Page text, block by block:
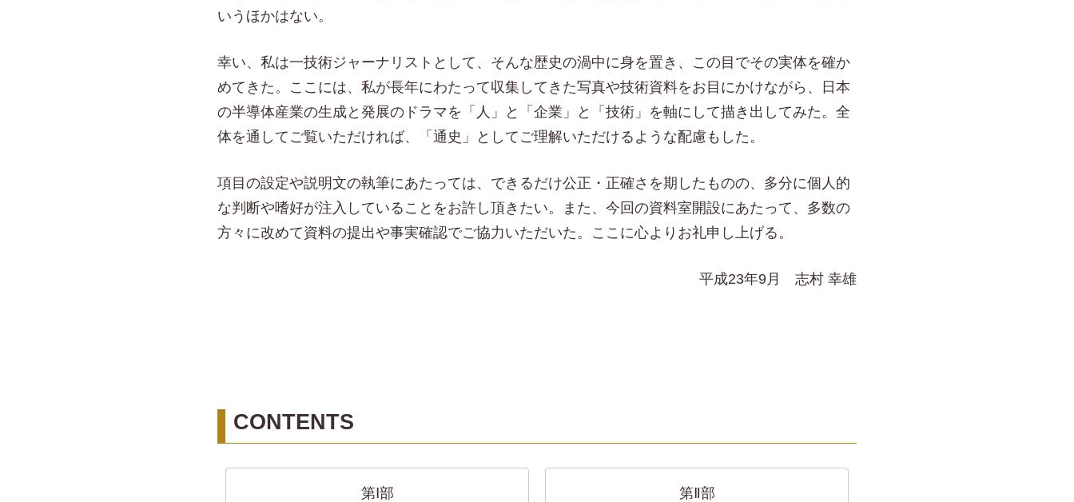
いうほかはない。
幸い、私は一技術ジャーナリストとして、そんな歴史の渦中に身を置き、この目でその実体を確か
めてきた。ここには、私が長年にわたって収集してきた写真や技術資料をお目にかけながら、日本
の半導体産業の生成と発展のドラマを「人」と「企業」と「技術」を軸にして描き出してみた。全
体を通してご覧いただければ、「通史」としてご理解いただけるような配慮もした。
項目の設定や説明文の執筆にあたっては、できるだけ公正・正確さを期したものの、多分に個人的
な判断や嗜好が注入していることをお許し頂きたい。また、今回の資料室開設にあたって、多数の
方々に改めて資料の提出や事実確認でご協力いただいた。ここに心よりお礼申し上げる。
平成23年9月 志村 幸雄
CONTENTS
第Ⅰ部
第Ⅱ部